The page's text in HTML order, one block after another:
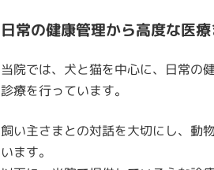
日常の健康管理から高度な医療
当院では、犬と猫を中心に、日常の
診療を行っています。
飼い主さまとの対話を大切にし、動
います。